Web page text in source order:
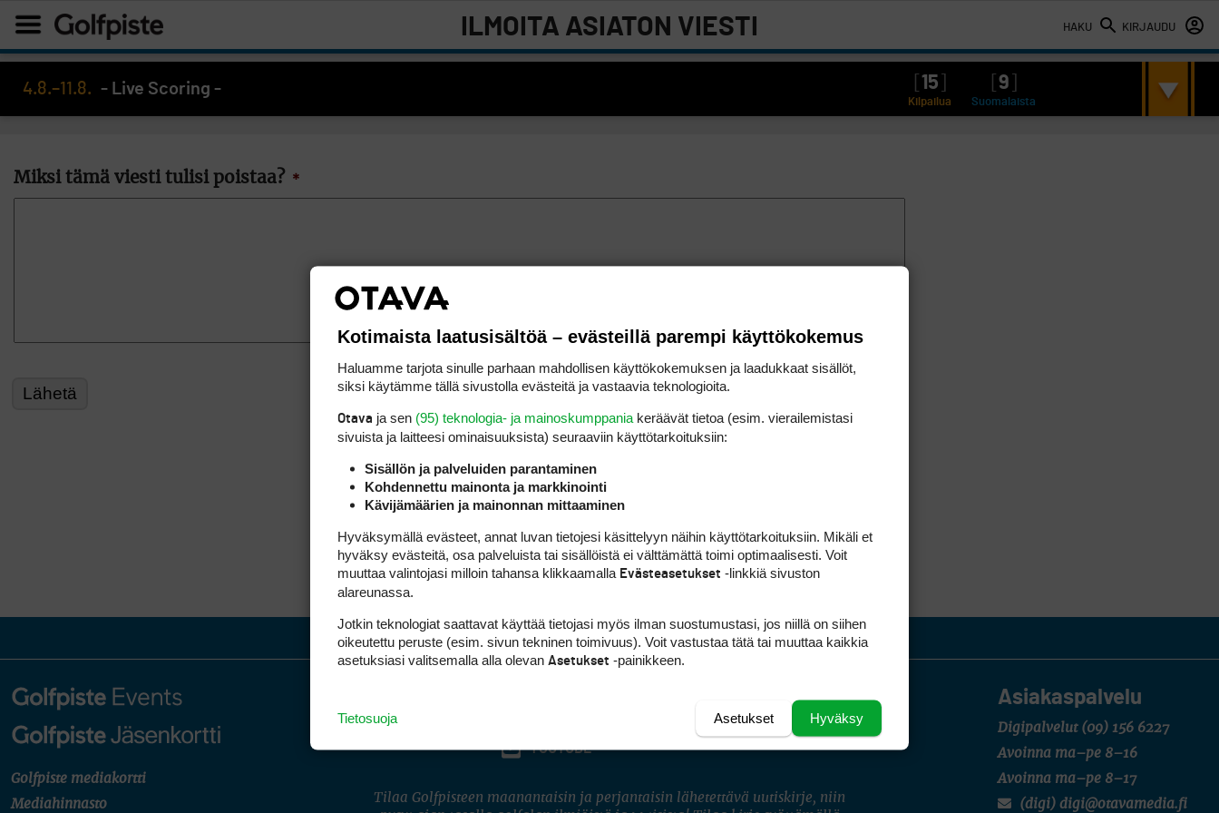
Kotimaista laatusisältöä – evästeillä parempi käyttökokemus
Haluamme tarjota sinulle parhaan mahdollisen käyttökokemuksen ja laadukkaat sisällöt,
siksi käytämme tällä sivustolla evästeitä ja vastaavia teknologioita.
Otava ja sen (95) teknologia- ja mainoskumppania keräävät tietoa (esim. vierailemis­tasi
sivuista ja laitteesi ominaisuuk­sista) seuraaviin käyttötarkoituksiin:
Sisällön ja palveluiden parantaminen
Kohdennettu mainonta ja markkinointi
Kävijämäärien ja mainonnan mittaaminen
Hyväksymällä evästeet, annat luvan tietojesi käsittelyyn näihin käyttötarkoituksiin. Mikäli et
hyväksy evästeitä, osa palveluista tai sisällöistä ei välttämättä toimi optimaalisesti. Voit
muuttaa valintojasi milloin tahansa klikkaamalla Evästeasetukset -linkkiä sivuston
alareunassa.
Jotkin teknologiat saattavat käyttää tietojasi myös ilman suostumustasi, jos niillä on siihen
oikeutettu peruste (esim. sivun tekninen toimivuus). Voit vastustaa tätä tai muuttaa kaikkia
asetuksiasi valitsemalla alla olevan Asetukset -painikkeen.
Hyväksy
Asetukset
Tietosuoja
HAKU KIRJAUDU
ILMOITA ASIATON VIESTI
4.8.–11.8. - Live Scoring - 15 9
Kilpailua Suomalaista
Miksi tämä viesti tulisi poistaa? *
Golfpiste mediakortti
Mediahinnasto
Asiakaspalvelu
Digipalvelut (09) 156 6227
Avoinna ma–pe 8–16
Avoinna ma–pe 8–17
(digi) digi@otavamedia.fi
INSTAGRAM
YOUTUBE
Tilaa Golfpisteen maanantaisin ja perjantaisin lähetettävä uutiskirje, niin